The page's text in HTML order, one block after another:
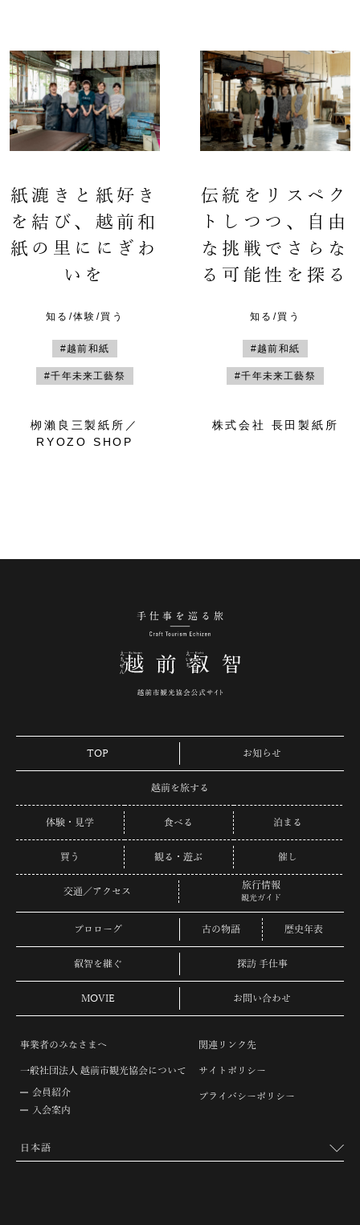
紙漉きと紙好き
を結び、越前和
紙の里ににぎわ
いを
知る/体験/買う
#越前和紙
#千年未来工藝祭
栁瀨良三製紙所／
RYOZO SHOP
伝統をリスペク
トしつつ、自由
な挑戦でさらな
る可能性を探る
知る/買う
#越前和紙
#千年未来工藝祭
株式会社 長田製紙所
TOP お知らせ
越前を旅する
体験・見学 食べる 泊まる
買う 観る・遊ぶ 催し
交通／アクセス
旅行情報
観光ガイド
プロローグ 古の物語 歴史年表
叡智を継ぐ 探訪 手仕事
MOVIE お問い合わせ
事業者のみなさまへ
一般社団法人 越前市観光協会について
会員紹介
入会案内
関連リンク先
サイトポリシー
プライバシーポリシー